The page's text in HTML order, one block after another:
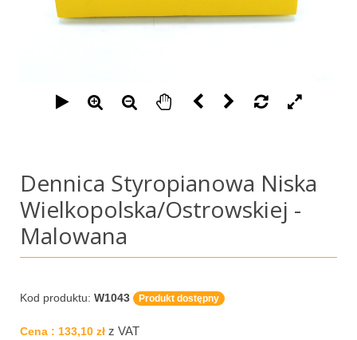
Dennica Styropianowa Niska
Wielkopolska/Ostrowskiej -
Malowana
Kod produktu: W1043 Produkt dostępny
Cena : 133,10 zł z VAT